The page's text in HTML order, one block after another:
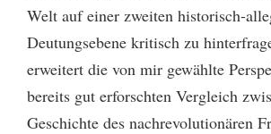
Welt auf einer zweiten historisch-
Deutungsebene kritisch zu
erweitert die von mir gewählte
bereits gut erforschten Vergleich
Geschichte des nachrevolutionären